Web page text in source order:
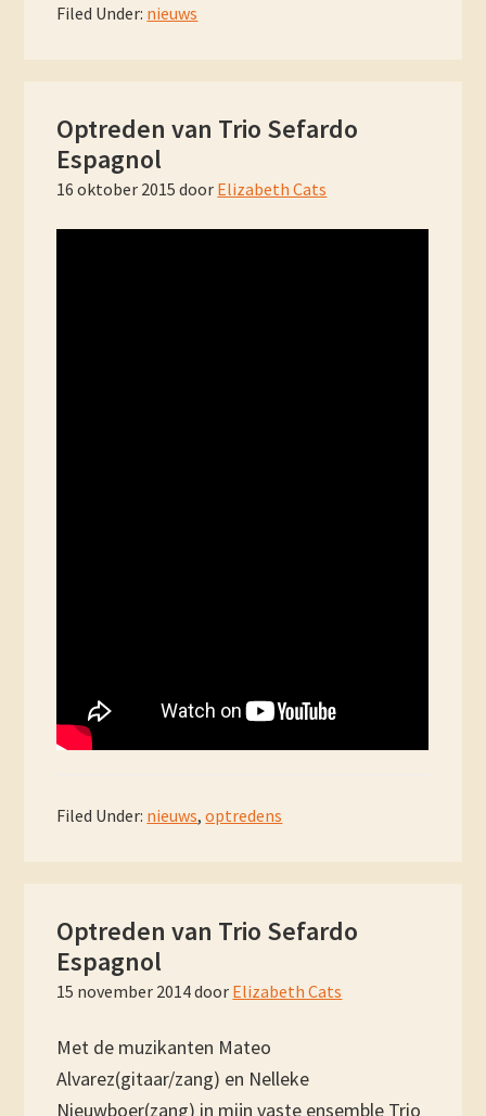
Filed Under: nieuws
Optreden van Trio Sefardo
Espagnol
16 oktober 2015 door Elizabeth Cats
Filed Under: nieuws,optredens
Optreden van Trio Sefardo
Espagnol
15 november 2014door Elizabeth Cats
Met de muzikanten Mateo
Alvarez(gitaar/zang) en Nelleke
Nieuwboer(zang) in mijn vaste ensemble Trio